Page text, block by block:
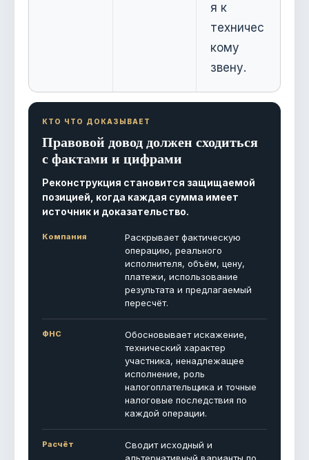
я к
техничес
кому
звену.
КТО ЧТО ДОКАЗЫВАЕТ
Правовой довод должен сходиться
с фактами и цифрами
Реконструкция становится защищаемой
позицией, когда каждая сумма имеет
источник и доказательство.
Компания
Раскрывает фактическую
операцию, реального
исполнителя, объём, цену,
платежи, использование
результата и предлагаемый
пересчёт.
ФНС
Обосновывает искажение,
технический характер
участника, ненадлежащее
исполнение, роль
налогоплательщика и точные
налоговые последствия по
каждой операции.
Расчёт
Сводит исходный и